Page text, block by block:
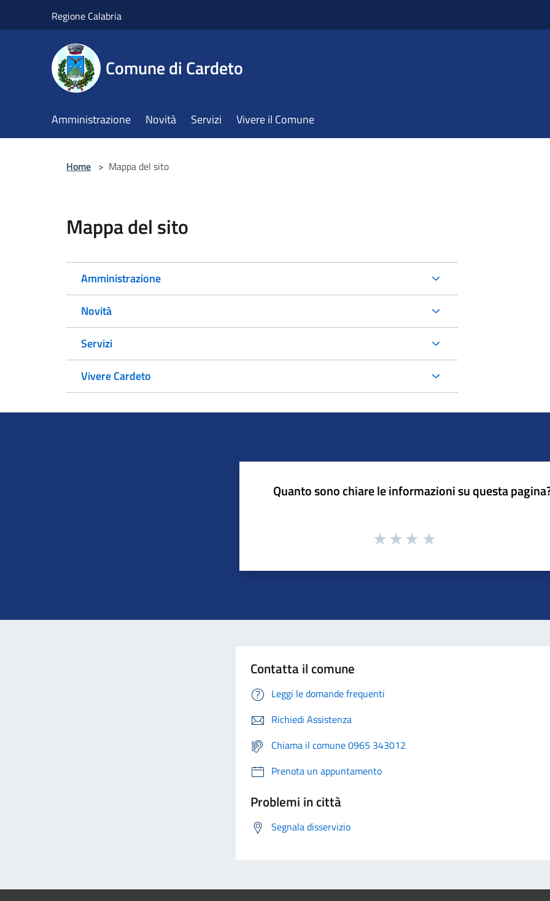
Regione Calabria
Comune di Cardeto
Amministrazione Novità Servizi Vivere il Comune
Home > Mappa del sito
Mappa del sito
Amministrazione
Novità
Servizi
Vivere Cardeto
Quanto sono chiare le informazioni su questa
Contatta il comune
Leggi le domande frequenti
Richiedi Assistenza
Chiama il comune 0965 343012
Prenota un appuntamento
Problemi in città
Segnala disservizio